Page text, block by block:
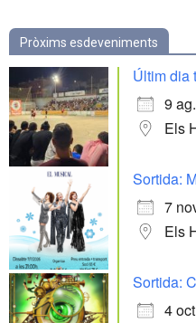
Pròxims esdeveniments
Últim dia
9
Els
Sortida:
7
Els
Sortida:
4